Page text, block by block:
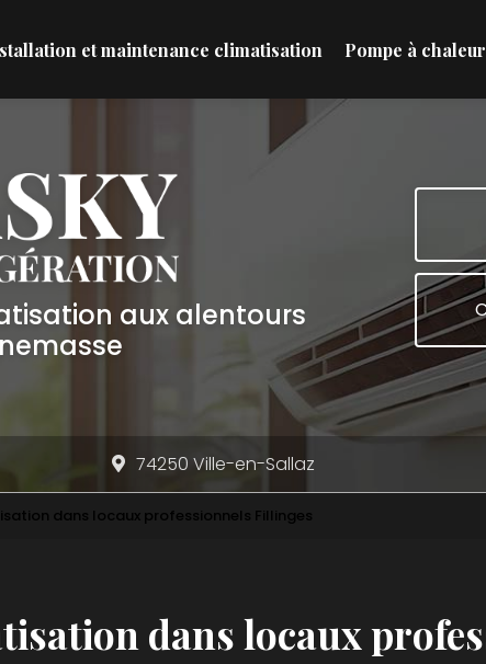
et maintenance climatisation Pompe à chaleur
aux alentours
74250 Ville-en-Sallaz
dans locaux professionnels Fillinges
dans locaux